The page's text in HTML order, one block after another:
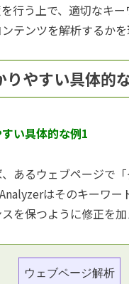
行う上で、適切なキ
テンツを解析するか
りやすい具体的
い具体的な例1
あるウェブページで
はそのキーワー
を保つように修正を加
ウェブページ解析